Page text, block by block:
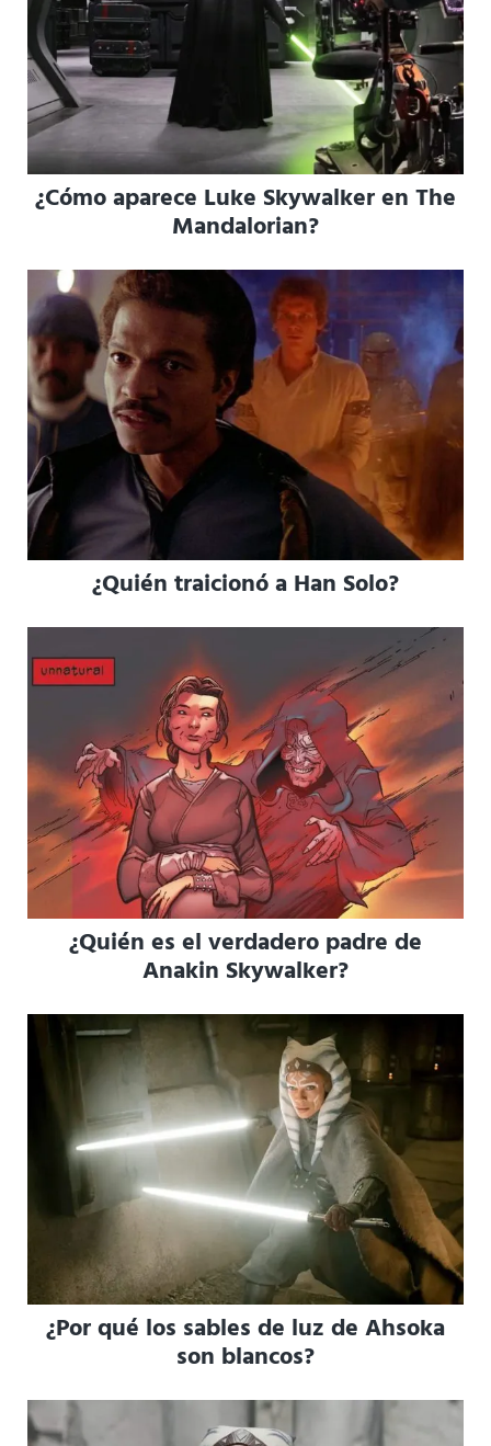
¿Cómo aparece Luke Skywalker en The
Mandalorian?
¿Quién traicionó a Han Solo?
¿Quién es el verdadero padre de
Anakin Skywalker?
¿Por qué los sables de luz de Ahsoka
son blancos?